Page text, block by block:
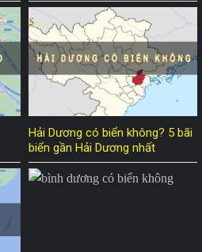
Hải Dương có biển không? 5 bãi
biển gần Hải Dương nhất